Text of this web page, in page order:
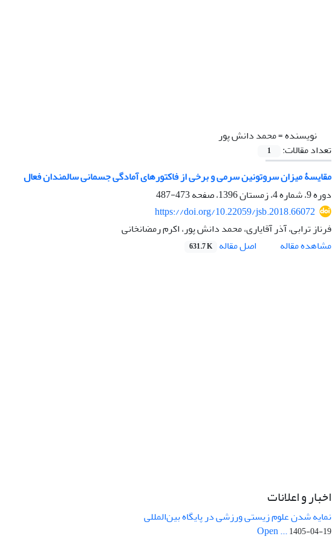
نویسنده =محمد دانش پور
تعداد مقالات:
1
مقایسۀ میزان سروتونین سرمی و برخی از فاکتورهای آمادگی جسمانی سالمندان فعال
دوره 9، شماره 4، زمستان 1396، صفحه
473-487
https://doi.org/10.22059/jsb.2018.66072
فرناز ترابی، آذر آقایاری، محمد دانش پور، اکرم رمضانخانی
مشاهده مقاله
اصل مقاله 631.7 K
اخبار و اعلانات
نمایه شدن علوم زیستی ورزشی در پایگاه بین‌المللی
Open ...1405-04-19